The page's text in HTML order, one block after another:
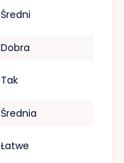
Średni
Dobra
Tak
Średnia
Łatwe